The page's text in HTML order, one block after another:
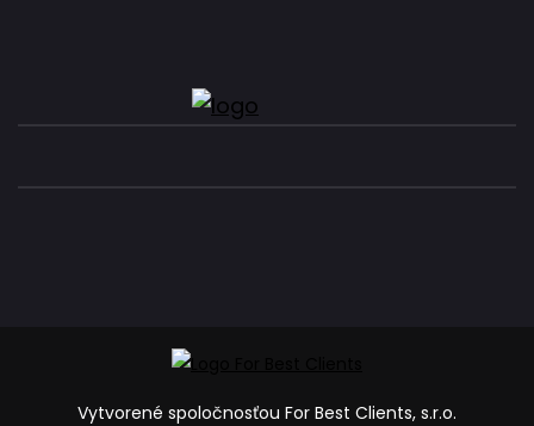
Vytvorené spoločnosťou For Best Clients, s.r.o.